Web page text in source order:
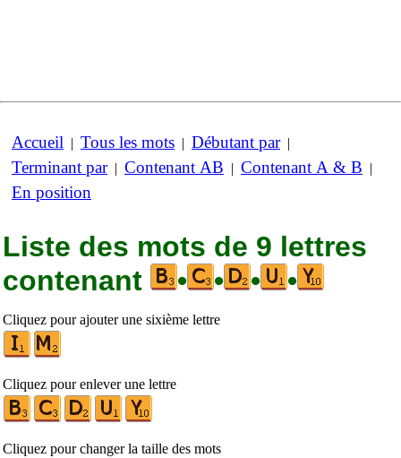
Accueil | Tous les mots | Débutant par|
Terminant par| Contenant AB | Contenant A & B |
En position
Liste des mots de 9 lettres
contenant
• • • •
Cliquez pour ajouter une sixième lettre
Cliquez pour enlever une lettre
Cliquez pour changer la taille des mots